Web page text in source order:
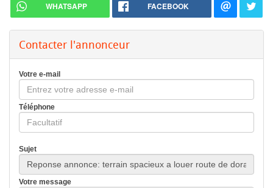
WHATSAPP FACEBOOK
Contacter l'annonceur
Votre e-mail
Téléphone
Sujet
Votre message